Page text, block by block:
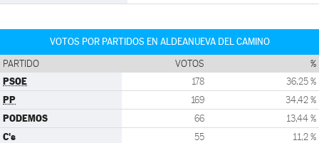
VOTOS POR PARTIDOS EN ALDEANUEVA DEL CAMINO
PARTIDO VOTOS %
PSOE 178 36,25 %
PP 169 34,42 %
PODEMOS 66 13,44 %
C's 55 11,2 %